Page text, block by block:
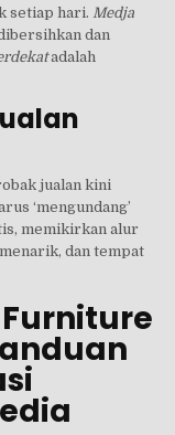
setiap hari. Medja
dan
adalah
jualan kini
‘mengundang’
memikirkan alur
dan tempat